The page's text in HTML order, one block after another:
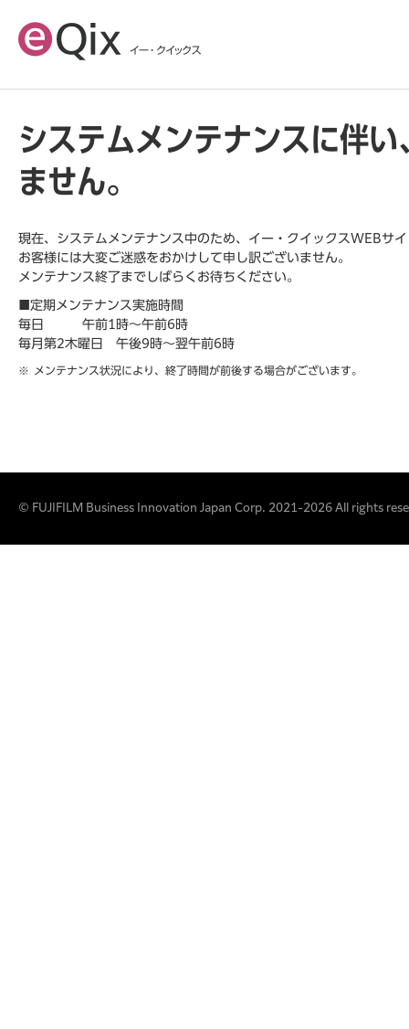
システムメンテナンスに伴
ません。
現在、システムメンテナンス中のため、イー・クイックスWEBサ
お客様には大変ご迷惑をおかけして申し訳ございません。
メンテナンス終了までしばらくお待ちください。
■定期メンテナンス実施時間
毎日 午前1時～午前6時
毎月第2木曜日 午後9時～翌午前6時
メンテナンス状況により、終了時間が前後する場合がございます。
© FUJIFILM Business Innovation Japan Corp. 2021-2026 All rights